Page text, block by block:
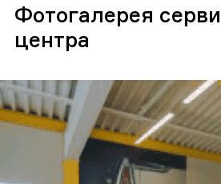
Фотогалерея
центра